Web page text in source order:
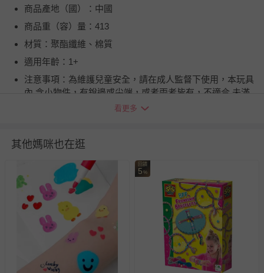
商品產地（國）：中國
商品重（容）量：413
材質：聚酯纖維、棉質
適用年齡：1+
注意事項：為維護兒童安全，請在成人監督下使用，本玩具
內 含小物件，有銳邊或尖端，或者兩者皆有，不適合 未滿
１歲兒童使用，且應避免吞食造成窒息。為避 免嬰兒或兒
BSMI商品檢驗標識字號：M54978
您所購買的商品享有7天的鑑賞期／猶豫期權益，但此期間
並非試用期，您所退回的商品必須是未經使用的全新狀態，
包含完整包裝、配件、說明文件及贈品等。
如需退換貨，請於收到商品7天（含例假日內提出），如為
瑕疵退換貨所產生的運費，將由媽咪愛負責處理，若非瑕疵
退貨，您可至『查詢訂單』>『已出貨』中查詢該筆訂單，
看更多
其他媽咪也在逛
回饋
5 %